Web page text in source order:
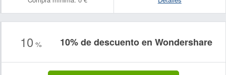
10 % 10% de descuento en Wondershare